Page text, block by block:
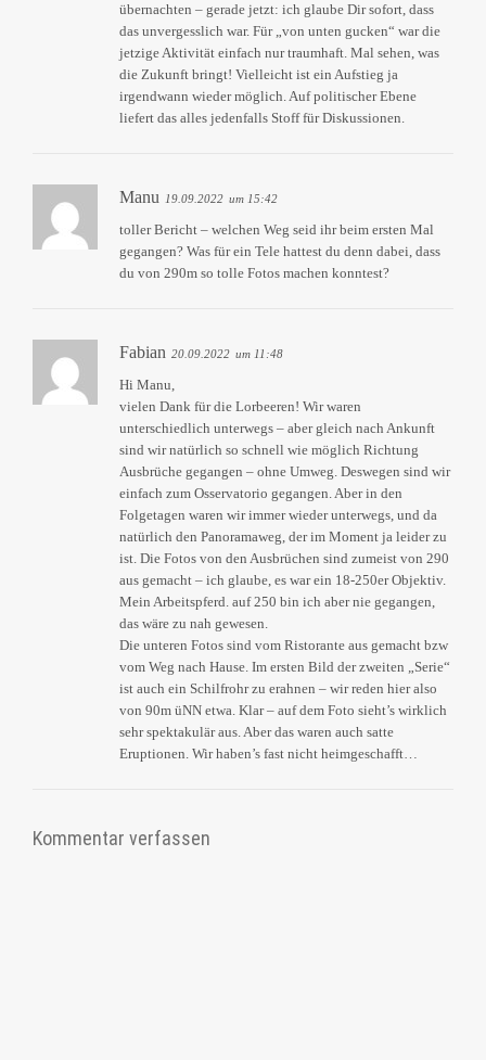
übernachten – gerade jetzt: ich glaube Dir sofort, dass
das unvergesslich war. Für „von unten gucken“ war die
jetzige Aktivität einfach nur traumhaft. Mal sehen, was
die Zukunft bringt! Vielleicht ist ein Aufstieg ja
irgendwann wieder möglich. Auf politischer Ebene
liefert das alles jedenfalls Stoff für Diskussionen.
Manu 19.09.2022 um 15:42
toller Bericht – welchen Weg seid ihr beim ersten Mal
gegangen? Was für ein Tele hattest du denn dabei, dass
du von 290m so tolle Fotos machen konntest?
Fabian 20.09.2022 um 11:48
Hi Manu,
vielen Dank für die Lorbeeren! Wir waren
unterschiedlich unterwegs – aber gleich nach Ankunft
sind wir natürlich so schnell wie möglich Richtung
Ausbrüche gegangen – ohne Umweg. Deswegen sind wir
einfach zum Osservatorio gegangen. Aber in den
Folgetagen waren wir immer wieder unterwegs, und da
natürlich den Panoramaweg, der im Moment ja leider zu
ist. Die Fotos von den Ausbrüchen sind zumeist von 290
aus gemacht – ich glaube, es war ein 18-250er Objektiv.
Mein Arbeitspferd. auf 250 bin ich aber nie gegangen,
das wäre zu nah gewesen.
Die unteren Fotos sind vom Ristorante aus gemacht bzw
vom Weg nach Hause. Im ersten Bild der zweiten „Serie“
ist auch ein Schilfrohr zu erahnen – wir reden hier also
von 90m üNN etwa. Klar – auf dem Foto sieht’s wirklich
sehr spektakulär aus. Aber das waren auch satte
Eruptionen. Wir haben’s fast nicht heimgeschafft…
Kommentar verfassen